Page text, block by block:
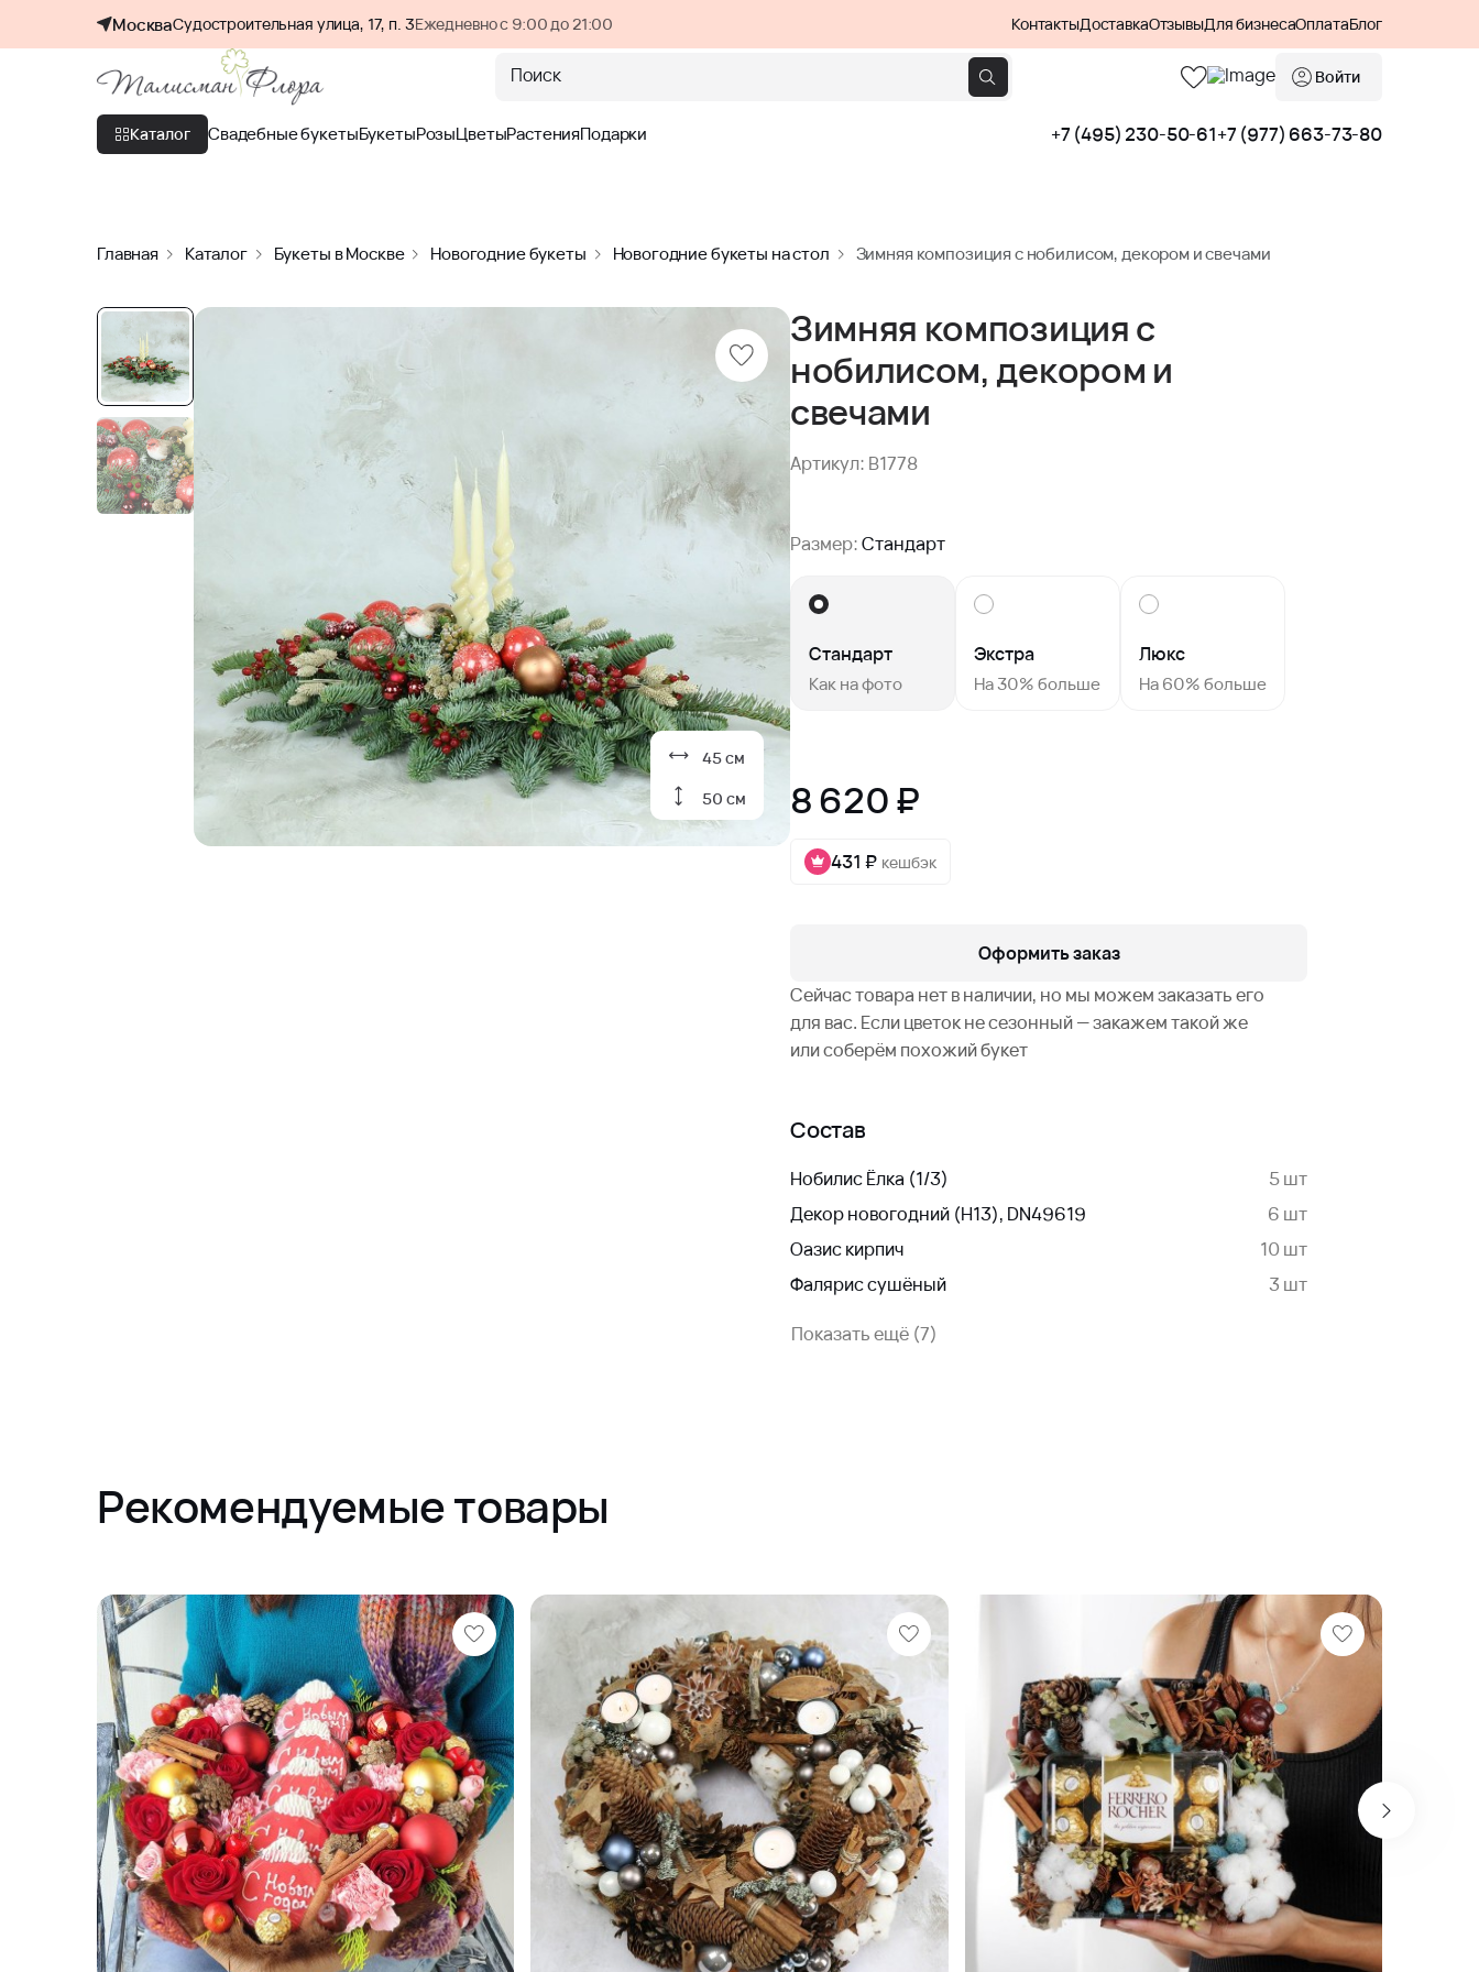
МоскваСудостроительная улица, 17, п. 3Ежедневно с 9:00 до 21:00 КонтактыДоставкаОтзывыДля бизнесаОплатаБлог
Поиск Войти
Каталог Свадебные букетыБукетыРозыЦветыРастенияПодарки +7 (495) 230-50-61+7 (977) 663-73-80
Главная Каталог Букеты в Москве Новогодние букеты Новогодние букеты на стол Зимняя композиция с нобилисом, декором и свечами
45 см
50 см
Зимняя композиция с
нобилисом, декором и
свечами
Артикул: B1778
Размер:Стандарт
Стандарт
Как на фото
Экстра
На 30% больше
Люкс
На 60% больше
8 620 ₽
431 ₽ кешбэк
Оформить заказ
Сейчас товара нет в наличии, но мы можем заказать его
для вас. Если цветок не сезонный — закажем такой же
или соберём похожий букет
Состав
Нобилис Ёлка (1/3)
5 шт
Декор новогодний (H13), DN49619
6 шт
Оазис кирпич
10 шт
Фалярис сушёный
3 шт
Показать ещё (7)
Рекомендуемые товары